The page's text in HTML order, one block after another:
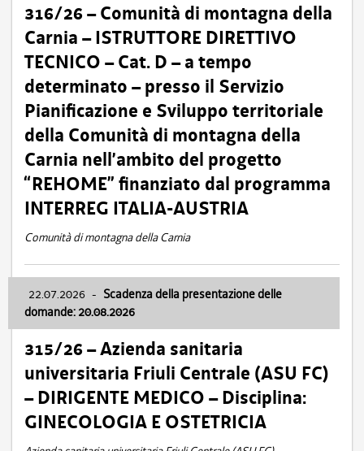
316/26 – Comunità di montagna della
Carnia – ISTRUTTORE DIRETTIVO
TECNICO – Cat. D – a tempo
determinato – presso il Servizio
Pianificazione e Sviluppo territoriale
della Comunità di montagna della
Carnia nell’ambito del progetto
“REHOME” finanziato dal programma
INTERREG ITALIA-AUSTRIA
Comunità di montagna della Carnia
22.07.2026 - Scadenza della presentazione delle
domande: 20.08.2026
315/26 – Azienda sanitaria
universitaria Friuli Centrale (ASU FC)
– DIRIGENTE MEDICO – Disciplina:
GINECOLOGIA E OSTETRICIA